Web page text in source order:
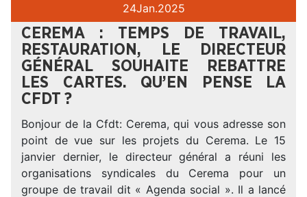
24Jan.2025
CEREMA : TEMPS DE TRAVAIL,
RESTAURATION, LE DIRECTEUR
GÉNÉRAL SOUHAITE REBATTRE
LES CARTES. QU’EN PENSE LA
CFDT ?
Bonjour de la Cfdt: Cerema, qui vous adresse son
point de vue sur les projets du Cerema. Le 15
janvier dernier, le directeur général a réuni les
organisations syndicales du Cerema pour un
groupe de travail dit « Agenda social ». Il a lancé